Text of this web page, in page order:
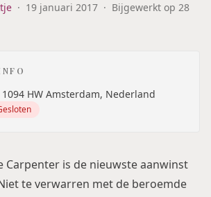
· 19 januari 2017 · Bijgewerkt op 28
1094 HW Amsterdam, Nederland
Carpenter is de nieuwste aanwinst
te verwarren met de beroemde